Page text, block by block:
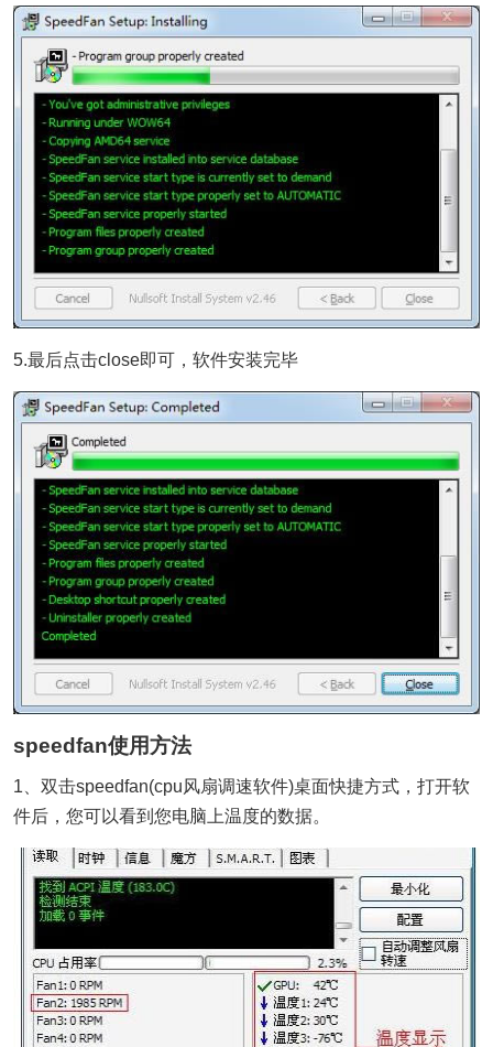
5.最后点击close即可，软件安装完毕
speedfan使用方法
1、双击speedfan(cpu风扇调速软件)桌面快捷方式，打开软
件后，您可以看到您电脑上温度的数据。